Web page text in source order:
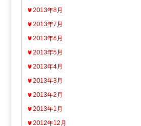
2013年8月
2013年7月
2013年6月
2013年5月
2013年4月
2013年3月
2013年2月
2013年1月
2012年12月